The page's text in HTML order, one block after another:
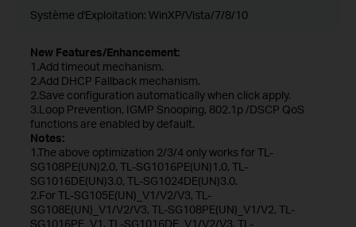
Système d'Exploitation: WinXP/Vista/7/8/10
New Features/Enhancement:
1.Add timeout mechanism.
2.Add DHCP Fallback mechanism.
2.Save configuration automatically when click apply.
3.Loop Prevention, IGMP Snooping, 802.1p /DSCP QoS
functions are enabled by default.
Notes:
1.The above optimization 2/3/4 only works for TL-
SG108PE(UN)2.0, TL-SG1016PE(UN)1.0, TL-
SG1016DE(UN)3.0, TL-SG1024DE(UN)3.0.
2.For TL-SG105E(UN)_V1/V2/V3, TL-
SG108E(UN)_V1/V2/V3, TL-SG108PE(UN)_V1/V2, TL-
SG1016PE_V1, TL-SG1016DE_V1/V2/V3, TL-